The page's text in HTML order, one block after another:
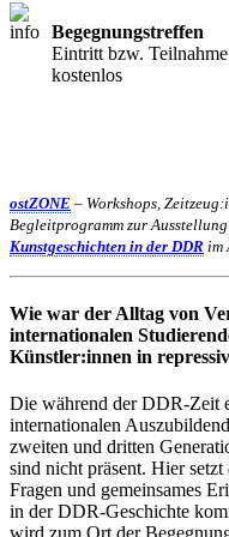
Begegnungstreffen
Eintritt bzw. Teilnahme
kostenlos
ostZONE – Workshops,
Begleitprogramm zur Ausstellung
Kunstgeschichten in der DDR im
Wie war der Alltag von
internationalen
Künstler:innen in
Die während der DDR-Zeit
internationalen
zweiten und dritten
sind nicht präsent. Hier setzt
Fragen und gemeinsames
in der DDR-Geschichte